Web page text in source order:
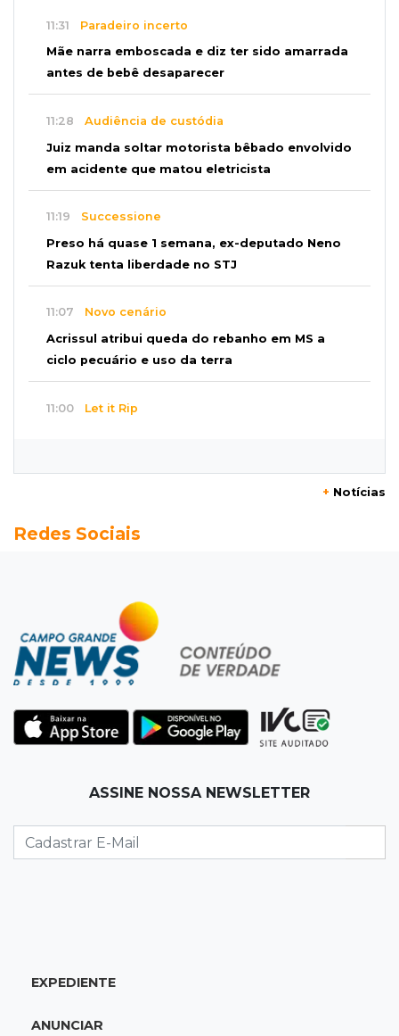
11:31 Paradeiro incerto
Mãe narra emboscada e diz ter sido amarrada
antes de bebê desaparecer
11:28 Audiência de custódia
Juiz manda soltar motorista bêbado envolvido
em acidente que matou eletricista
11:19 Successione
Preso há quase 1 semana, ex-deputado Neno
Razuk tenta liberdade no STJ
11:07 Novo cenário
Acrissul atribui queda do rebanho em MS a
ciclo pecuário e uso da terra
11:00 Let it Rip
Boliviano morto pelo Bope era figura de alto
Economia verde
MS já tem projetos em mercado de carbono
que pode movimentar R$ 2,36 bilhões
Governador quer que Imasul assuma
licenciamento de rodovias da Rota da
Após brilhar na Copa LNF, goleiro do
Juventude AG vai para futsal de Portugal
Fraude com cartão “torra” R$ 81 mil em
+ Notícias
Redes Sociais
ASSINE NOSSA NEWSLETTER
EXPEDIENTE
ANUNCIAR